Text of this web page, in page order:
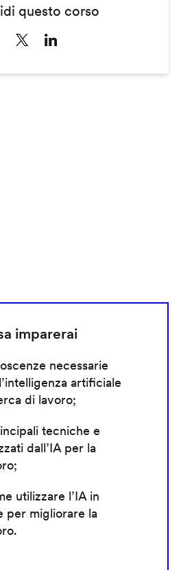
questo corso
imparerai
necessarie
artificiale
di lavoro;
tecniche e
dall’IA per la
utilizzare l’IA in
per migliorare la